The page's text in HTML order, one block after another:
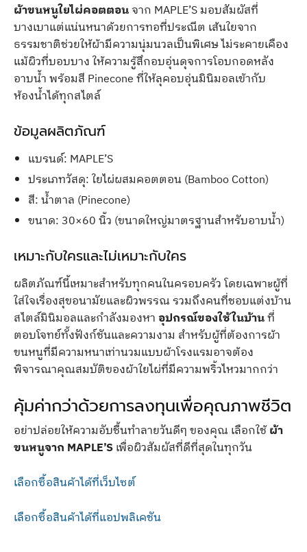
ผ้าขนหนูใยไผ่คอตตอนจาก MAPLE’S มอบสัมผัสที่
บางเบาแต่แน่นหนาด้วยการทอที่ประณีต เส้นใยจาก
ธรรมชาติช่วยให้ผ้ามีความนุ่มนวลเป็นพิเศษ ไม่ระคายเคือง
แม้ผิวที่บอบบาง ให้ความรู้สึกอบอุ่นดุจการโอบกอดหลัง
อาบน้ำ พร้อมสี Pinecone ที่ให้ลุคอบอุ่นมินิมอลเข้ากับ
ห้องน้ำได้ทุกสไตล์
ข้อมูลผลิตภัณฑ์
แบรนด์: MAPLE’S
ประเภทวัสดุ: ใยไผ่ผสมคอตตอน (Bamboo Cotton)
สี: น้ำตาล (Pinecone)
ขนาด: 30×60 นิ้ว (ขนาดใหญ่มาตรฐานสำหรับอาบน้ำ)
เหมาะกับใครและไม่เหมาะกับใคร
ผลิตภัณฑ์นี้เหมาะสำหรับทุกคนในครอบครัว โดยเฉพาะผู้ที่
ใส่ใจเรื่องสุขอนามัยและผิวพรรณ รวมถึงคนที่ชอบแต่งบ้าน
สไตล์มินิมอลและกำลังมองหาอุปกรณ์ของใช้ในบ้านที่
ตอบโจทย์ทั้งฟังก์ชันและความงาม สำหรับผู้ที่ต้องการผ้า
ขนหนูที่มีความหนาเท่านวมแบบผ้าโรงแรมอาจต้อง
พิจารณาคุณสมบัติของผ้าใยไผ่ที่มีความพริ้วไหวมากกว่า
คุ้มค่ากว่าด้วยการลงทุนเพื่อคุณภาพชีวิต
อย่าปล่อยให้ความอับชื้นทำลายวันดีๆ ของคุณ เลือกใช้ผ้า
ขนหนูจาก MAPLE’Sเพื่อผิวสัมผัสที่ดีที่สุดในทุกวัน
เลือกซื้อสินค้าได้ที่เว็บไซต์
เลือกซื้อสินค้าได้ที่แอปพลิเคชัน